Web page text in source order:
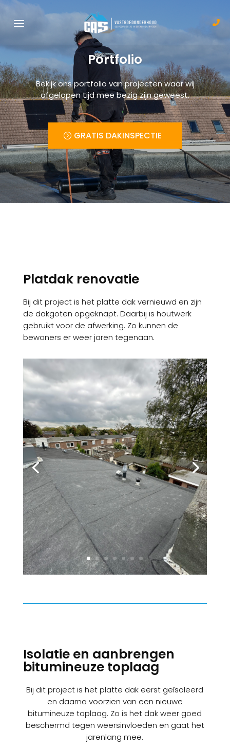
Portfolio
Bekijk ons portfolio van projecten waar wij
afgelopen tijd mee bezig zijn geweest.
GRATIS DAKINSPECTIE
Platdak renovatie
Bij dit project is het platte dak vernieuwd en zijn
de dakgoten opgeknapt. Daarbij is houtwerk
gebruikt voor de afwerking. Zo kunnen de
bewoners er weer jaren tegenaan.
Isolatie en aanbrengen
bitumineuze toplaag
Bij dit project is het platte dak eerst geïsoleerd
en daarna voorzien van een nieuwe
bitumineuze toplaag. Zo is het dak weer goed
beschermd tegen weersinvloeden en gaat het
jarenlang mee.